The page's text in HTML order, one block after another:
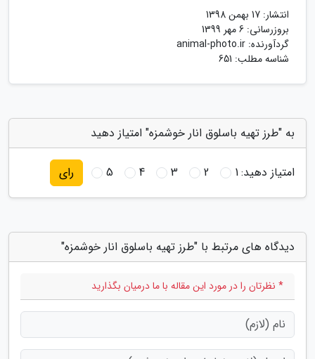
انتشار: 17 بهمن 1398
بروزرسانی: 6 مهر 1399
گردآورنده: animal-photo.ir
شناسه مطلب: 651
به "طرز تهیه باسلوق انار خوشمزه" امتیاز دهید
امتیاز دهید:1
2
3
4
5 رای
دیدگاه های مرتبط با "طرز تهیه باسلوق انار خوشمزه"
* نظرتان را در مورد این مقاله با ما درمیان بگذارید